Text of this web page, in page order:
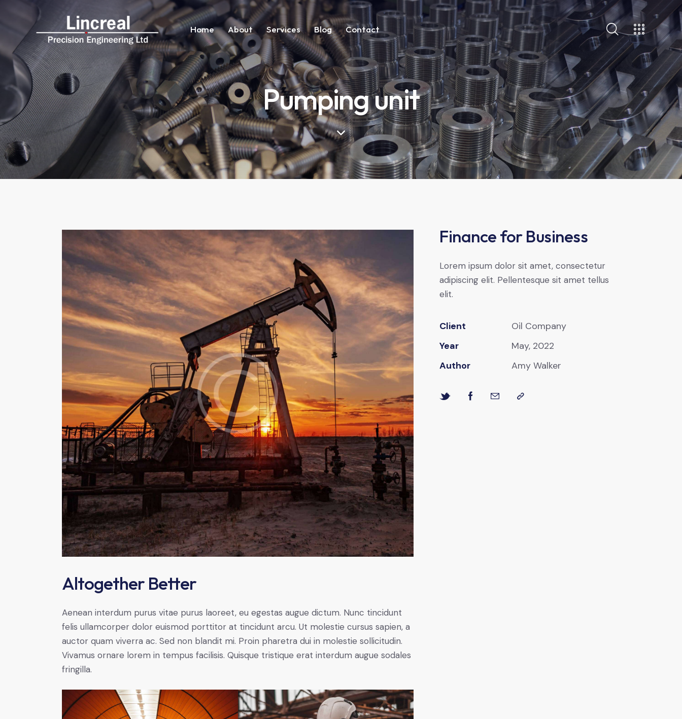
Home About Services Blog Contact
Home About Services Blog Contact
Pumping unit
Altogether Better
Aenean interdum purus vitae purus laoreet, eu egestas augue dictum. Nunc tincidunt
felis ullamcorper dolor euismod porttitor at tincidunt arcu. Ut molestie cursus sapien, a
auctor quam viverra ac. Sed non blandit mi. Proin pharetra dui in molestie sollicitudin.
Vivamus ornare lorem in tempus facilisis. Quisque tristique erat interdum augue sodales
fringilla.
Finance for Business
Lorem ipsum dolor sit amet, consectetur
adipiscing elit. Pellentesque sit amet tellus
elit.
Client
Oil Company
Year
May, 2022
Author
Amy Walker